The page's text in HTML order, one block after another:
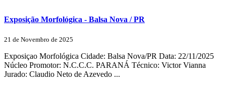
Exposição Morfológica - Balsa Nova / PR
21 de Novembro de 2025
Exposiçao Morfológica Cidade: Balsa Nova/PR Data: 22/11/2025
Núcleo Promotor: N.C.C.C. PARANÁ Técnico: Victor Vianna
Jurado: Claudio Neto de Azevedo ...